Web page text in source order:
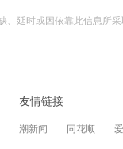
界，A股
16:14
延时或因依靠此信息所
友情链接
潮新闻 同花顺